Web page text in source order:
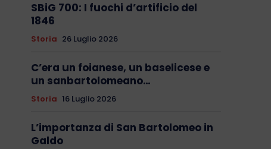
SBiG 700: I fuochi d’artificio del
1846
Storia 26 Luglio 2026
C’era un foianese, un baselicese e
un sanbartolomeano…
Storia 16 Luglio 2026
L’importanza di San Bartolomeo in
Galdo